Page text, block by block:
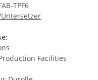
TPF6
Facilities